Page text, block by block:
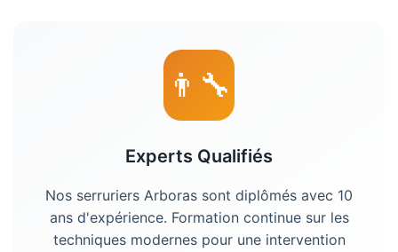
👨‍🔧
Experts Qualifiés
Nos serruriers Arboras sont diplômés avec 10
ans d'expérience. Formation continue sur les
techniques modernes pour une intervention